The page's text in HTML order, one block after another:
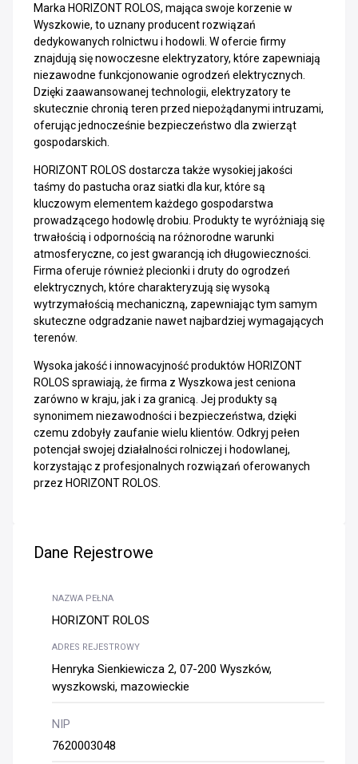
Marka HORIZONT ROLOS, mająca swoje korzenie w
Wyszkowie, to uznany producent rozwiązań
dedykowanych rolnictwu i hodowli. W ofercie firmy
znajdują się nowoczesne elektryzatory, które zapewniają
niezawodne funkcjonowanie ogrodzeń elektrycznych.
Dzięki zaawansowanej technologii, elektryzatory te
skutecznie chronią teren przed niepożądanymi intruzami,
oferując jednocześnie bezpieczeństwo dla zwierząt
gospodarskich.
HORIZONT ROLOS dostarcza także wysokiej jakości
taśmy do pastucha oraz siatki dla kur, które są
kluczowym elementem każdego gospodarstwa
prowadzącego hodowlę drobiu. Produkty te wyróżniają się
trwałością i odpornością na różnorodne warunki
atmosferyczne, co jest gwarancją ich długowieczności.
Firma oferuje również plecionki i druty do ogrodzeń
elektrycznych, które charakteryzują się wysoką
wytrzymałością mechaniczną, zapewniając tym samym
skuteczne odgradzanie nawet najbardziej wymagających
terenów.
Wysoka jakość i innowacyjność produktów HORIZONT
ROLOS sprawiają, że firma z Wyszkowa jest ceniona
zarówno w kraju, jak i za granicą. Jej produkty są
synonimem niezawodności i bezpieczeństwa, dzięki
czemu zdobyły zaufanie wielu klientów. Odkryj pełen
potencjał swojej działalności rolniczej i hodowlanej,
korzystając z profesjonalnych rozwiązań oferowanych
przez HORIZONT ROLOS.
Dane Rejestrowe
NAZWA PEŁNA
HORIZONT ROLOS
ADRES REJESTROWY
Henryka Sienkiewicza 2, 07-200 Wyszków,
wyszkowski, mazowieckie
NIP
7620003048